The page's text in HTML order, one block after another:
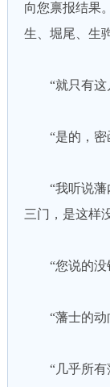
向您禀报结果
生、堀尾、生
“就只有这
“是的，密
“我听说藩
三门，是这样
“您说的没
“藩士的动
“几乎所有